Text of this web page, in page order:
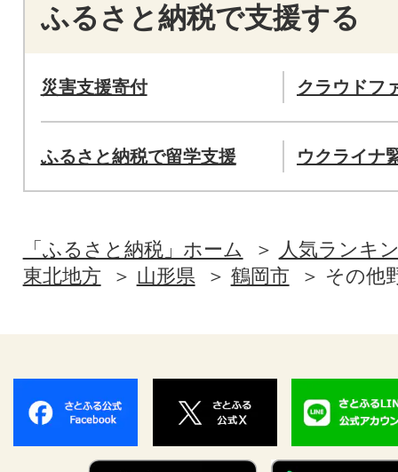
ふるさと納税で支援する
災害支援寄付 クラウドフ
ふるさと納税で留学支援 ウクライナ
「ふるさと納税」ホーム
人気ランキ
東北地方
山形県 鶴岡市 その他